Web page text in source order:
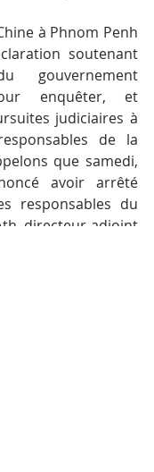
à Phnom Penh
soutenant
gouvernement
enquêter, et
judiciaires à
de la
que samedi,
avoir arrêté
responsables du
directeur adjoint